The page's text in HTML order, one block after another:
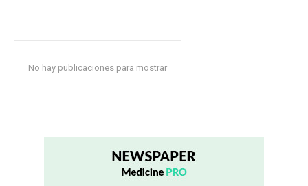
No hay publicaciones para mostrar